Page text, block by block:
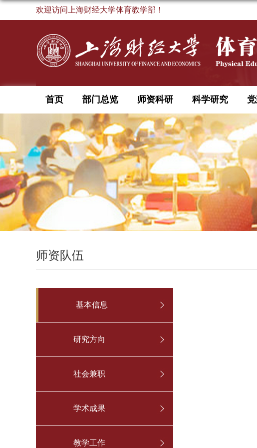
欢迎访问上海财经大学体育教学部！
首页 部门总览 师资科研 科学研究
师资队伍
基本信息
研究方向
社会兼职
学术成果
教学工作